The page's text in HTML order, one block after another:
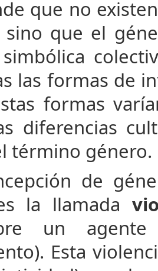
que no
que el
las formas de
formas
diferencias
término género.
de
la llamada
un
Esta